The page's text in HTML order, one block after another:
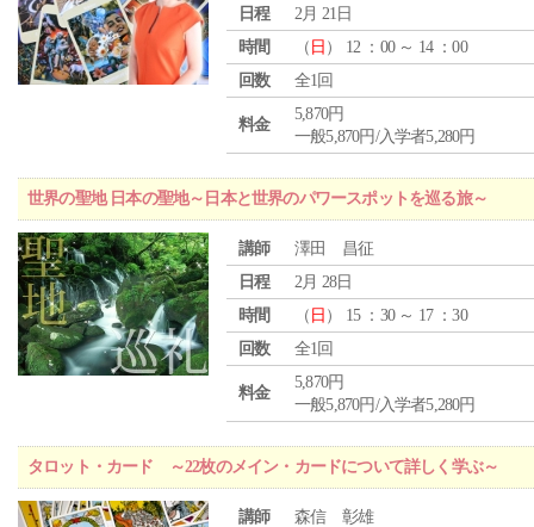
日程
2月 21日
時間
（ 日 ） 12 ：00 ～ 14 ：00
回数
全1回
料金
5,870円
一般5,870円/入学者5,280円
世界の聖地 日本の聖地～日本と世界のパワースポットを巡る旅～
講師
澤田 昌征
日程
2月 28日
時間
（ 日 ） 15 ：30 ～ 17 ：30
回数
全1回
料金
5,870円
一般5,870円/入学者5,280円
タロット・カード ～22枚のメイン・カードについて詳しく学ぶ～
講師 森信 彰雄